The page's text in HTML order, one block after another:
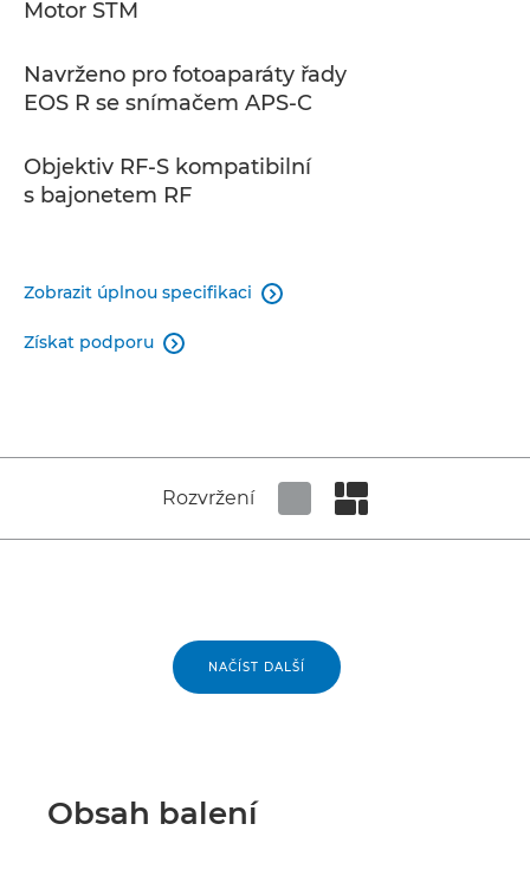
Motor STM
Navrženo pro fotoaparáty řady
EOS R se snímačem APS-C
Objektiv RF-S kompatibilní
s bajonetem RF
Zobrazit úplnou specifikaci 
Získat podporu 
Rozvržení
NAČÍST DALŠÍ
Obsah balení